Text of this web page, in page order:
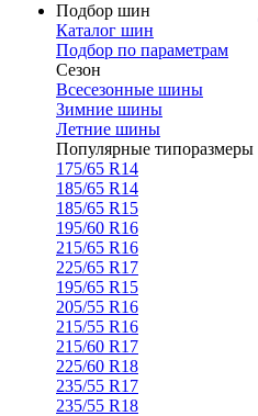
Подбор шин
Каталог шин
Подбор по параметрам
Сезон
Всесезонные шины
Зимние шины
Летние шины
Популярные типоразмеры
175/65 R14
185/65 R14
185/65 R15
195/60 R16
215/65 R16
225/65 R17
195/65 R15
205/55 R16
215/55 R16
215/60 R17
225/60 R18
235/55 R17
235/55 R18